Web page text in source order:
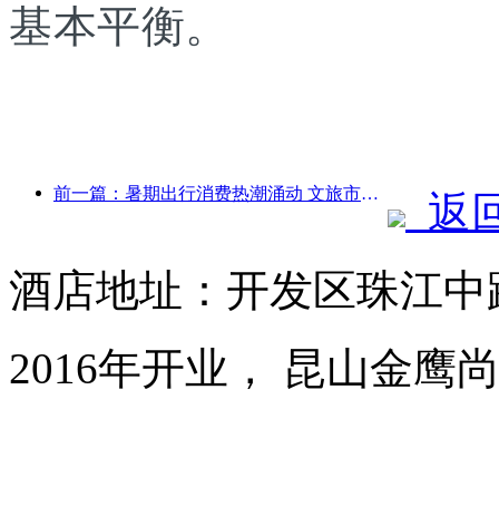
基本平衡。
前一篇：暑期出行消费热潮涌动 文旅市场创新升级
返
酒店地址：开发区珠江
2016年开业， 昆山金